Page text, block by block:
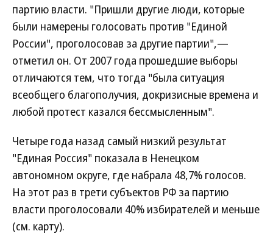
партию власти. "Пришли другие люди, которые
были намерены голосовать против "Единой
России", проголосовав за другие партии",—
отметил он. От 2007 года прошедшие выборы
отличаются тем, что тогда "была ситуация
всеобщего благополучия, докризисные времена и
любой протест казался бессмысленным".
Четыре года назад самый низкий результат
"Единая Россия" показала в Ненецком
автономном округе, где набрала 48,7% голосов.
На этот раз в трети субъектов РФ за партию
власти проголосовали 40% избирателей и меньше
(см. карту).